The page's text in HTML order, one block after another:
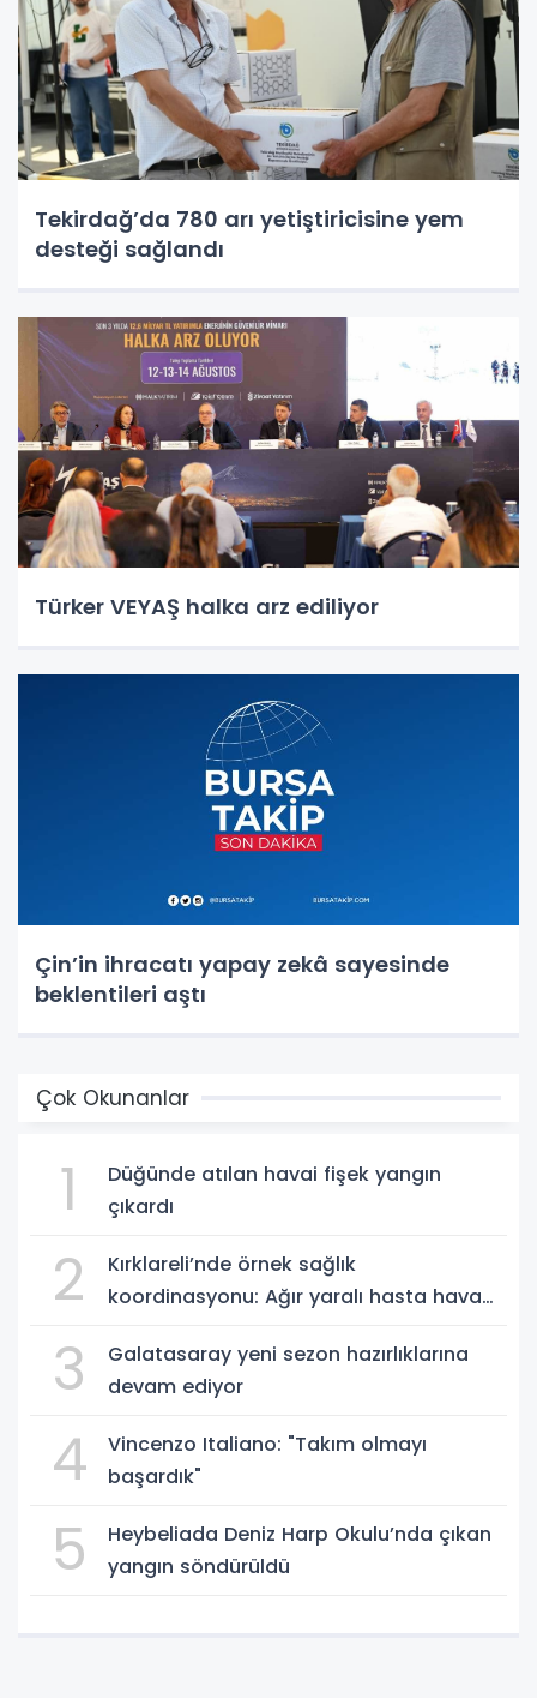
Tekirdağ’da 780 arı yetiştiricisine yem
desteği sağlandı
Türker VEYAŞ halka arz ediliyor
Çin’in ihracatı yapay zekâ sayesinde
beklentileri aştı
Çok Okunanlar
1
Düğünde atılan havai fişek yangın
çıkardı
2
Kırklareli’nde örnek sağlık
koordinasyonu: Ağır yaralı hasta hava
3
Galatasaray yeni sezon hazırlıklarına
devam ediyor
4
Vincenzo Italiano: "Takım olmayı
başardık"
5
Heybeliada Deniz Harp Okulu’nda çıkan
yangın söndürüldü